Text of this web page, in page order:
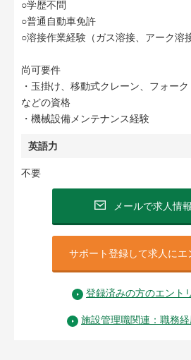
○学歴不問
○普通自動車免許
○溶接作業経験（ガス溶接、アーク溶
尚可要件
・玉掛け、移動式クレーン、フォー
などの資格
・機械設備メンテナンス経験
英語力
不要
メールで求人情
サポート登録して求人にエ
登録済みの方のエント
施設管理職関連：職務